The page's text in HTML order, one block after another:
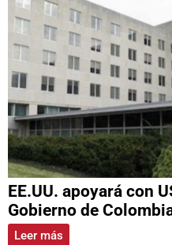
EE.UU. apoyará con
Gobierno de
Leer más